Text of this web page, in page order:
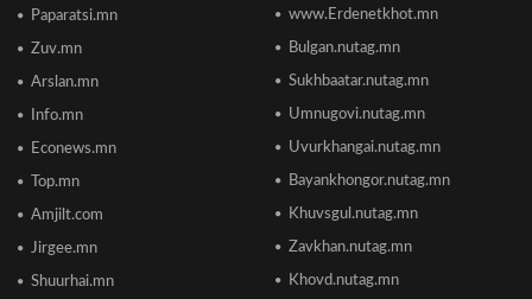
2026/06/17 12:20
Отгонтэнгэр хайрханы тахилгад оролцохоор
ирж буй иргэдийн анхааралд
2026/06/16 15:28
Парламент хар тамхины хэргийн ялын
2026/06/16 15:49
Ши Жиньпин Монголд айлчилна
Paparatsi.mn
Zuv.mn
Arslan.mn
Info.mn
Econews.mn
Top.mn
Amjilt.com
Jirgee.mn
Shuurhai.mn
www.Erdenetkhot.mn
Bulgan.nutag.mn
Sukhbaatar.nutag.mn
Umnugovi.nutag.mn
Uvurkhangai.nutag.mn
Bayankhongor.nutag.mn
Khuvsgul.nutag.mn
Zavkhan.nutag.mn
Khovd.nutag.mn